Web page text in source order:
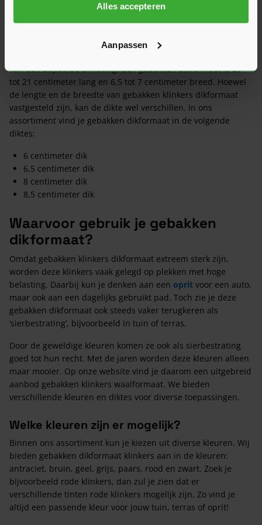
Alles accepteren
Aanpassen
Kies voor kwaliteit met gebakken
van een bepaalde afmeting. Een gebakken dikformaat is 20
tot 21 centimeter lang en 6,5 tot 7 centimeter breed. Hoewel
de lengte en de breedte van gebakken klinkers dikformaat
vastgesteld zijn, kan de dikte wel verschillen. In ons
assortiment vind je gebakken dikformaat in de volgende
diktes:
6 centimeter dik
6,5 centimeter dik
8 centimeter dik
8,5 centimeter dik
Waarvoor gebruik je gebakken
dikformaat?
Omdat gebakken klinkers dikformaat extreem sterk zijn,
worden deze klinkers vaak gelegd op plekken met hoge
belasting. Daarbij kun je denken aan een oprit voor een auto,
maar ook aan een dagelijks gebruikt pad. Toch zie je deze
gebakken dikformaat ook steeds vaker terugkeren als
‘sierbestrating’, bijvoorbeeld in tuin of terras.
Door de geweldige kleuren komen ze ook als sierbestrating
goed tot hun recht. Met de jaren worden deze kleuren alleen
maar mooier. Op onze website vind je daarom een uitgebreid
aanbod gebakken klinkers waalformaat. We bieden
verschillende kleuren en diktes voor diverse toepassingen.
Welke kleuren zijn er mogelijk?
Binnen ons assortiment kun je kiezen uit diverse kleuren. Wij
bieden gebakken dikformaat klinkers aan in de kleuren:
antraciet, bruin, geel, grijs, paars, rood en zwart. Zoek je
bijvoorbeeld rode klinkers, dan zul je zien dat er
verschillende tinten rode klinkers mogelijk zijn. Zo vind je
altijd een passende kleur voor jouw tuin, terras of oprit!